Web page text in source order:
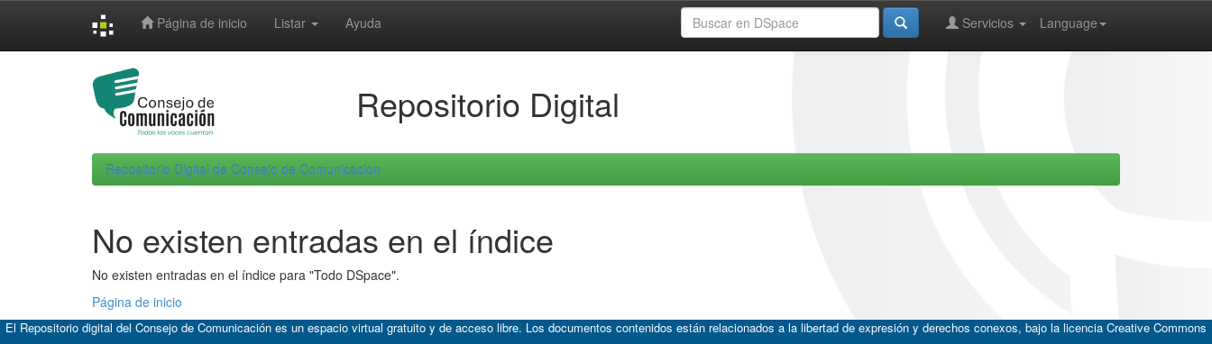
Página de inicio Listar Ayuda Language
Servicios
Repositorio Digital
Repositorio Digital de Consejo de Comunicacion
No existen entradas en el índice
No existen entradas en el índice para "Todo DSpace".
Página de inicio
El Repositorio digital del Consejo de Comunicación es un espacio virtual gratuito y de acceso libre. Los documentos contenidos están relacionados a la libertad de expresión y derechos conexos, bajo la licencia Creative Commons